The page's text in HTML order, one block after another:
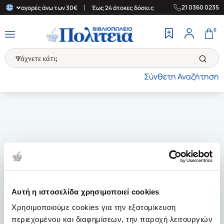
Αυτή η ιστοσελίδα χρησιμοποιεί cookies
Χρησιμοποιούμε cookies για την εξατομίκευση
περιεχομένου και διαφημίσεων, την παροχή λειτουργιών
για αγορές άνω των 30€ Έως 24 άτοκες δόσεις | Δωρεάν
21 0360 0235
Σύνθετη Αναζήτηση
0